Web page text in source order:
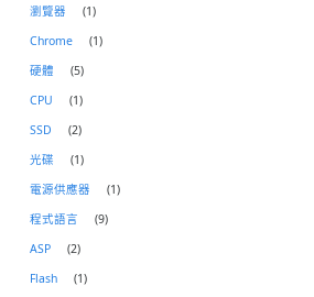
瀏覽器
(1)
Chrome
(1)
硬體
(5)
CPU
(1)
SSD
(2)
光碟
(1)
電源供應器
(1)
程式語言
(9)
ASP
(2)
Flash
(1)